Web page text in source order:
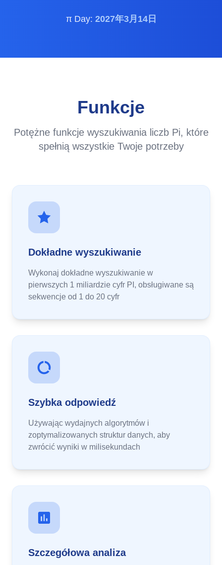
π Day: 2027年3月14日
Funkcje
Potężne funkcje wyszukiwania liczb Pi, które
spełnią wszystkie Twoje potrzeby
Dokładne wyszukiwanie
Wykonaj dokładne wyszukiwanie w
pierwszych 1 miliardzie cyfr PI, obsługiwane są
sekwencje od 1 do 20 cyfr
Szybka odpowiedź
Używając wydajnych algorytmów i
zoptymalizowanych struktur danych, aby
zwrócić wyniki w milisekundach
Szczegółowa analiza